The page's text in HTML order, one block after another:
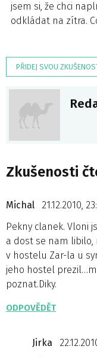
jsem si, že chci
odkládat na zítra.
PŘIDEJ SVOU
Zkušenosti
Michal
21.12.2010,
Pekny clanek. Vloni
a dost se nam libilo,
v hostelu Zar-la u
jeho hostel
poznat.Diky.
ODPOVĚDĚT
Jirka